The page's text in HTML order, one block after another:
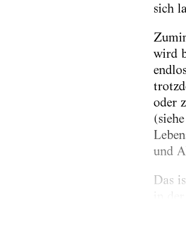
sich
wird
oder
und
Das